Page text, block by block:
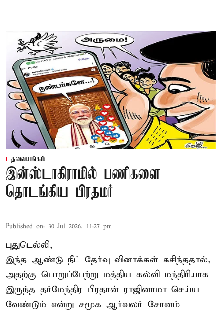
தலையங்கம்
இன்ஸ்டாகிராமில் பணிகளை
தொடங்கிய பிரதமர்
Published on: 30 Jul 2026, 11:27 pm
புதுடெல்லி,
இந்த ஆண்டு நீட் தேர்வு வினாக்கள் கசிந்ததால்,
அதற்கு பொறுப்பேற்று மத்திய கல்வி மந்திரியாக
இருந்த தர்மேந்திர பிரதான் ராஜினாமா செய்ய
வேண்டும் என்று சமூக ஆர்வலர் சோனம்